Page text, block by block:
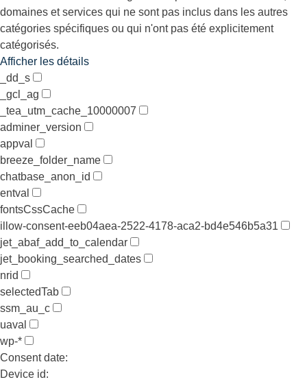
domaines et services qui ne sont pas inclus dans les autres
catégories spécifiques ou qui n'ont pas été explicitement
catégorisés.
Afficher les détails
_dd_s
_gcl_ag
_tea_utm_cache_10000007
adminer_version
appval
breeze_folder_name
chatbase_anon_id
entval
fontsCssCache
illow-consent-eeb04aea-2522-4178-aca2-bd4e546b5a31
jet_abaf_add_to_calendar
jet_booking_searched_dates
nrid
selectedTab
ssm_au_c
uaval
wp-*
Consent date:
Device id: